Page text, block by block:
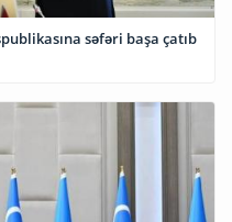
səfəri başa çatıb